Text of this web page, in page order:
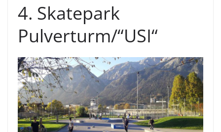
4. Skatepark
Pulverturm/“USI“